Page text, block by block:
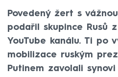
Povedený žert s
podařil skupince Rusů
YouTube kanálu. Ti po
mobilizace ruským
Putinem zavolali